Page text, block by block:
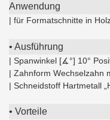
Anwendung
| für Formatschnitte in
• Ausführung
| Spanwinkel [∡°] 10°
| Zahnform Wechselzahn
| Schneidstoff Hartmetall
• Vorteile